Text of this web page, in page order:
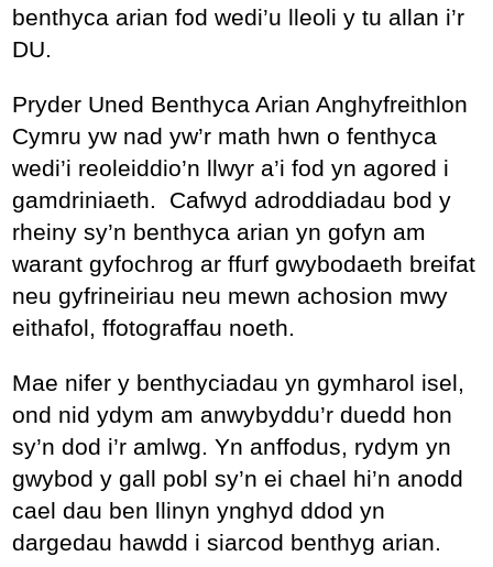
benthyca arian fod wedi’u lleoli y tu allan i’r
DU.
Pryder Uned Benthyca Arian Anghyfreithlon
Cymru yw nad yw’r math hwn o fenthyca
wedi’i reoleiddio’n llwyr a’i fod yn agored i
gamdriniaeth. Cafwyd adroddiadau bod y
rheiny sy’n benthyca arian yn gofyn am
warant gyfochrog ar ffurf gwybodaeth breifat
neu gyfrineiriau neu mewn achosion mwy
eithafol, ffotograffau noeth.
Mae nifer y benthyciadau yn gymharol isel,
ond nid ydym am anwybyddu’r duedd hon
sy’n dod i’r amlwg. Yn anffodus, rydym yn
gwybod y gall pobl sy’n ei chael hi’n anodd
cael dau ben llinyn ynghyd ddod yn
dargedau hawdd i siarcod benthyg arian.